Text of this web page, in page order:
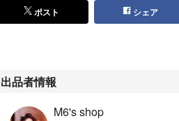
ポスト シェア
出品者情報
M6's shop